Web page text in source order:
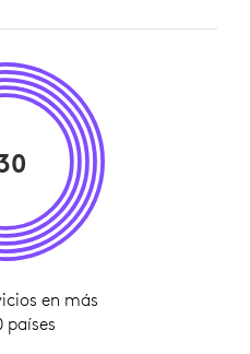
en más
países